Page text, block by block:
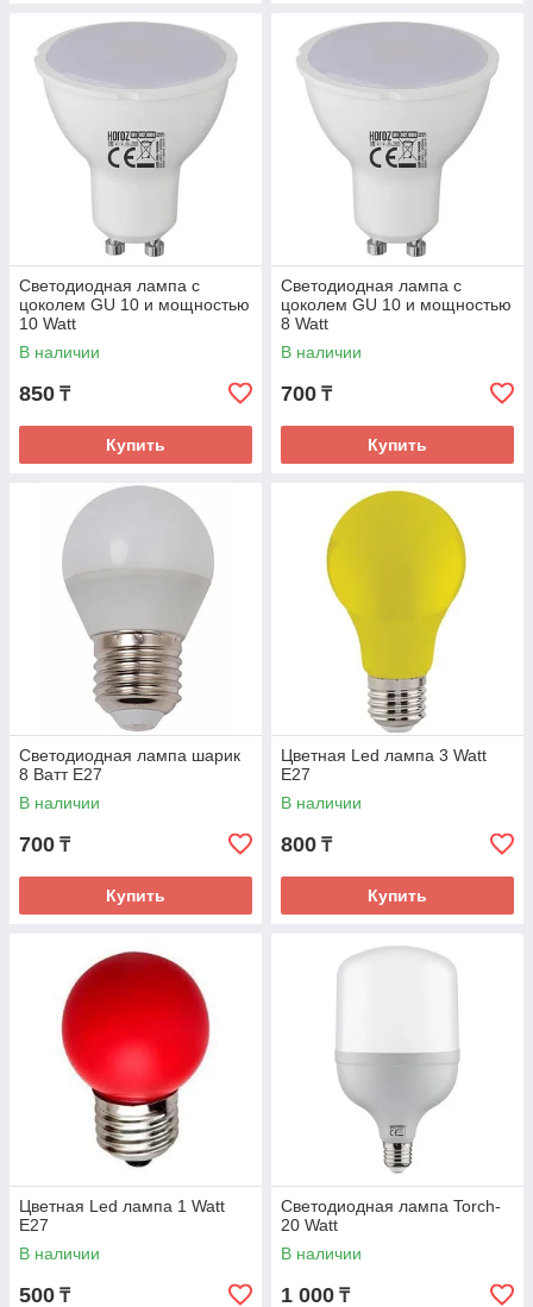
Светодиодная лампа с
цоколем GU 10 и мощностью
10 Watt
В наличии
850 ₸
Купить
Светодиодная лампа с
цоколем GU 10 и мощностью
8 Watt
В наличии
700 ₸
Купить
Светодиодная лампа шарик
8 Ватт E27
В наличии
700 ₸
Купить
Цветная Led лампа 3 Watt
E27
В наличии
800 ₸
Купить
Цветная Led лампа 1 Watt
E27
В наличии
500 ₸
Светодиодная лампа Torch-
20 Watt
В наличии
1 000 ₸